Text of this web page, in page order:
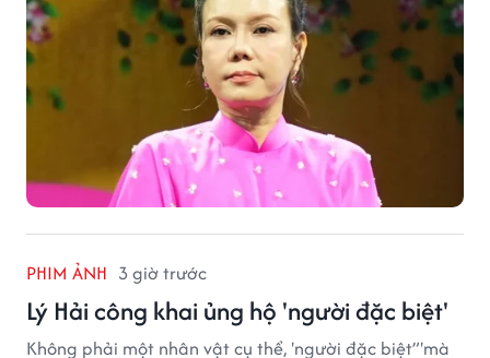
PHIM ẢNH 3 giờ trước
Lý Hải công khai ủng hộ 'người đặc biệt'
Không phải một nhân vật cụ thể, 'người đặc biệt”'mà